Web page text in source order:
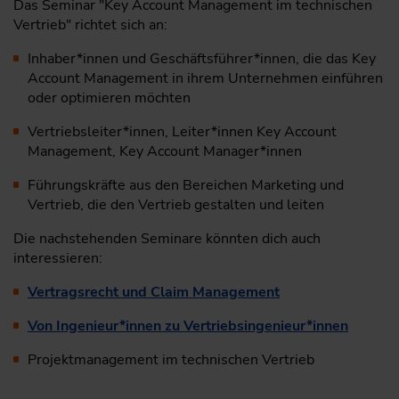
Das Seminar "Key Account Management im technischen
Vertrieb" richtet sich an:
Inhaber*innen und Geschäftsführer*innen, die das Key
Account Management in ihrem Unternehmen einführen
oder optimieren möchten
Vertriebsleiter*innen, Leiter*innen Key Account
Management, Key Account Manager*innen
Führungskräfte aus den Bereichen Marketing und
Vertrieb, die den Vertrieb gestalten und leiten
Die nachstehenden Seminare könnten dich auch
interessieren:
Vertragsrecht und Claim Management
Von Ingenieur*innen zu Vertriebsingenieur*innen
Projektmanagement im technischen Vertrieb